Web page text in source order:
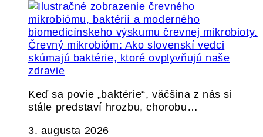
Črevný mikrobióm: Ako slovenskí vedci
skúmajú baktérie, ktoré ovplyvňujú naše
zdravie
Keď sa povie „baktérie“, väčšina z nás si
stále predstaví hrozbu, chorobu…
3. augusta 2026